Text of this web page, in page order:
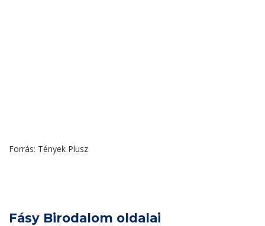
Forrás: Tények Plusz
Fásy Birodalom oldalai